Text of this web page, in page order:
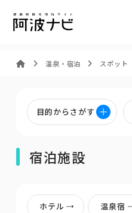
温泉・宿泊 スポット
目的からさがす
宿泊施設
ホテル 温泉宿